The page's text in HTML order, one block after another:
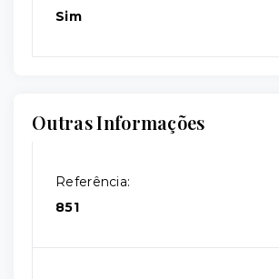
Sim
Outras Informações
Referência:
851